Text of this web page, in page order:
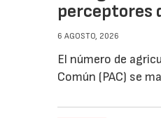
perceptores
6 AGOSTO, 2026
El número de
Común (PAC) se